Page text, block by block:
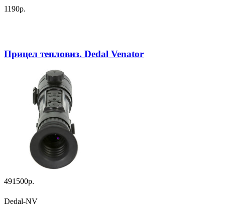
1190р.
Прицел тепловиз. Dedal Venator
491500р.
Dedal-NV